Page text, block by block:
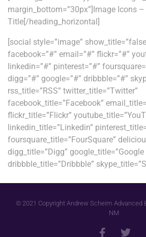
margin_bottom=”30px”]Image Icons
Title[/heading_horizontal]
[social style=”image”
facebook=”#” email=”#” flickr=”#”
linkedin=”#” pinterest=”#”
digg=”#” google=”#” dribbble=”#”
rss_title=”RSS” twitter_title=”Twitter”
facebook_title=”Facebook”
flickr_title=”Flickr”
linkedin_title=”Linkedin”
foursquare_title=”FourSquare”
digg_title=”Digg” google_title=”Google
dribbble_title=”Dribbble”
© 2021 Copyright Andrew Scheim Advanced
NM